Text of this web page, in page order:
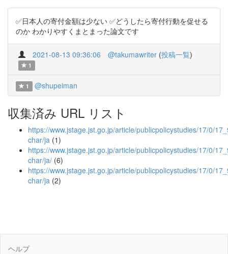
✅日本人の寄付金額は少ない ✅どうしたら寄付行動を促せる
のか わかりやすくまとまった論文です
2021-08-13 09:36:06 @takumawriter (投稿一覧)
1
1 @shupeiman
収集済み URL リスト
https://www.jstage.jst.go.jp/article/publicpolicystudies/17/0/
char/ja (1)
https://www.jstage.jst.go.jp/article/publicpolicystudies/17/0/
char/ja/ (6)
https://www.jstage.jst.go.jp/article/publicpolicystudies/17/0/
char/ja (2)
ヘルプ